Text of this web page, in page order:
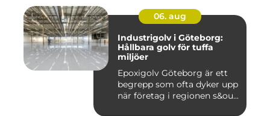
06. aug
Industrigolv i Göteborg:
Hållbara golv för tuffa
miljöer
Epoxigolv Göteborg är ett
begrepp som ofta dyker upp
när företag i regionen s&ou...